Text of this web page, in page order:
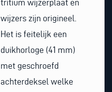
tritium wijzerplaat en
wijzers zijn origineel.
Het is feitelijk een
duikhorloge (41 mm)
met geschroefd
achterdeksel welke